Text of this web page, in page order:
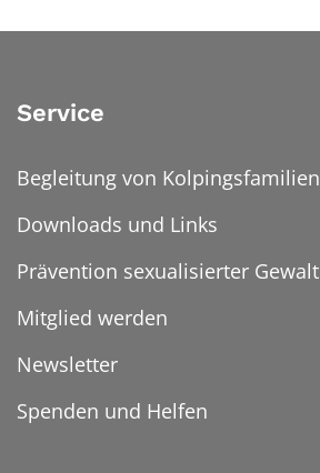
Service
Begleitung von Kolpingsfamilien
Downloads und Links
Prävention sexualisierter Gewalt
Mitglied werden
Newsletter
Spenden und Helfen